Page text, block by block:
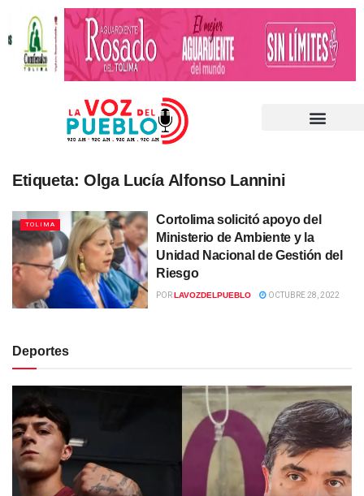
Etiqueta: Olga Lucía Alfonso Lannini
TOLIMA
Cortolima solicitó apoyo del
Ministerio de Ambiente y la
Unidad Nacional de Gestión del
Riesgo
PORLAVOZDELPUEBLO OCTUBRE 28, 2022
Deportes